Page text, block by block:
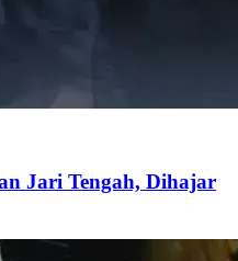
Jari Tengah, Dihajar